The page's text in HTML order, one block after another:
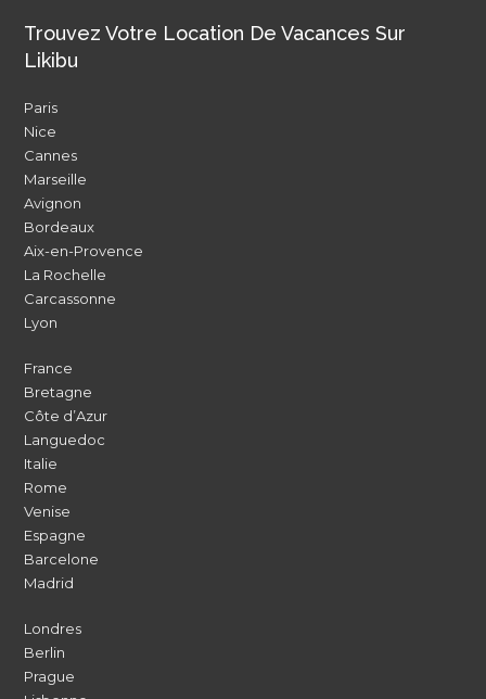
Trouvez Votre Location De Vacances Sur
Likibu
Paris
Nice
Cannes
Marseille
Avignon
Bordeaux
Aix-en-Provence
La Rochelle
Carcassonne
Lyon
France
Bretagne
Côte d’Azur
Languedoc
Italie
Rome
Venise
Espagne
Barcelone
Madrid
Londres
Berlin
Prague